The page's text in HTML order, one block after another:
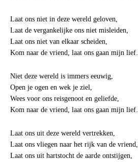
Laat ons niet in deze wereld geloven,
Laat de vergankelijke ons niet misleiden,
Laat ons niet van elkaar scheiden,
Kom naar de vriend, laat ons gaan mijn lief.
Niet deze wereld is immers eeuwig,
Open je ogen en wek je ziel,
Wees voor ons reisgenoot en geliefde,
Kom naar de vriend, laat ons gaan mijn lief.
Laat ons uit deze wereld vertrekken,
Laat ons vliegen naar het rijk van de vriend,
Laat ons uit hartstocht de aarde ontstijgen,